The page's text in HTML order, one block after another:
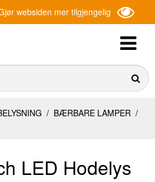
websiden mer tilgjengelig
/ BÆRBARE LAMPER /
LED Hodelys